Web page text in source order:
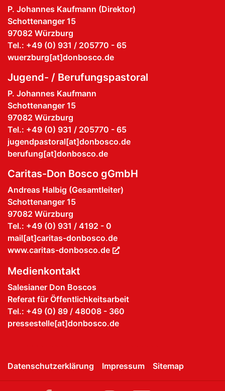
P. Johannes Kaufmann (Direktor)
Schottenanger 15
97082 Würzburg
Tel.: +49 (0) 931 / 205770 - 65
wuerzburg[at]donbosco.de
Jugend- / Berufungspastoral
P. Johannes Kaufmann
Schottenanger 15
97082 Würzburg
Tel.: +49 (0) 931 / 205770 - 65
jugendpastoral[at]donbosco.de
berufung[at]donbosco.de
Caritas-Don Bosco gGmbH
Andreas Halbig (Gesamtleiter)
Schottenanger 15
97082 Würzburg
Tel.: +49 (0) 931 / 4192 - 0
mail[at]caritas-donbosco.de
www.caritas-donbosco.de
Medienkontakt
Salesianer Don Boscos
Referat für Öffentlichkeitsarbeit
Tel.: +49 (0) 89 / 48008 - 360
pressestelle[at]donbosco.de
Datenschutzerklärung Impressum Sitemap